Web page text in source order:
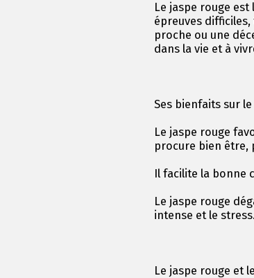
Le jaspe rouge
épreuves difficiles,
proche ou une
dans la vie et à
Ses bienfaits sur
Le jaspe rouge
procure bien être,
Il facilite la bonne
Le jaspe rouge
intense et le
Le jaspe rouge et